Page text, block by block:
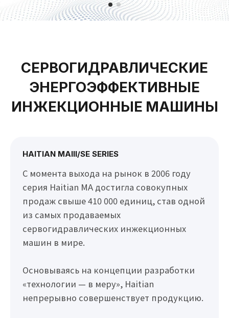
СЕРВОГИДРАВЛИЧЕСКИЕ
ЭНЕРГОЭФФЕКТИВНЫЕ
ИНЖЕКЦИОННЫЕ МАШИНЫ
HAITIAN MAIII/SE SERIES
С момента выхода на рынок в 2006 году
серия Haitian MA достигла совокупных
продаж свыше 410 000 единиц, став одной
из самых продаваемых
сервогидравлических инжекционных
машин в мире.
Основываясь на концепции разработки
«технологии — в меру», Haitian
непрерывно совершенствует продукцию.